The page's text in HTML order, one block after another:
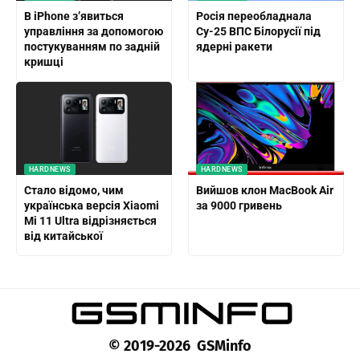
В iPhone з’явиться
управління за допомогою
постукуванням по задній
кришці
Росія переобладнала
Су-25 ВПС Білорусії під
ядерні ракети
HARDNEWS
Стало відомо, чим
українська версія Xiaomi
Mi 11 Ultra відрізняється
від китайської
HARDNEWS
Вийшов клон MacBook Air
за 9000 гривень
© 2019-2026 GSMinfo